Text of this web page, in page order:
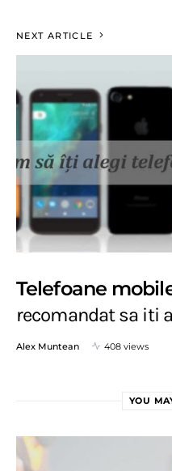
NEXT ARTICLE
Telefoane
recomandat sa iti
Alex Muntean 408 views
YOU